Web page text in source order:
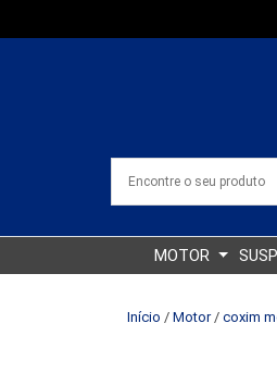
MOTOR
Início / Motor/ coxim